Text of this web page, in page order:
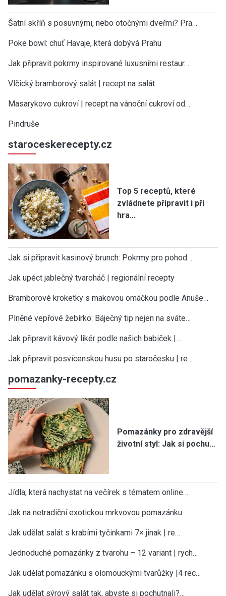
Šatní skříň s posuvnými, nebo otočnými dveřmi? Pra…
Poke bowl: chuť Havaje, která dobývá Prahu
Jak připravit pokrmy inspirované luxusními restaur…
Vlčický bramborový salát | recept na salát
Masarykovo cukroví | recept na vánoční cukroví od…
Pindruše
staroceskerecepty.cz
Top 5 receptů, které
zvládnete připravit i při
hra…
Jak si připravit kasinový brunch: Pokrmy pro pohod…
Jak upéct jablečný tvaroháč | regionální recepty
Bramborové kroketky s makovou omáčkou podle Anuše…
Plněné vepřové žebírko: Báječný tip nejen na sváte…
Jak připravit kávový likér podle našich babiček |…
Jak připravit posvícenskou husu po staročesku | re…
pomazanky-recepty.cz
Pomazánky pro zdravější
životní styl: Jak si pochu…
Jídla, která nachystat na večírek s tématem online…
Jak na netradiční exotickou mrkvovou pomazánku
Jak udělat salát s krabími tyčinkami 7× jinak | re…
Jednoduché pomazánky z tvarohu – 12 variant | rych…
Jak udělat pomazánku s olomouckými tvarůžky |4 rec…
Jak udělat sýrový salát tak, abyste si pochutnali?…